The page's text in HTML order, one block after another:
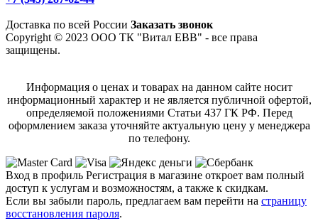
Доставка по всей России Заказать звонок
Copyright © 2023 ООО ТК "Витал ЕВВ" - все права
защищены.
Информация о ценах и товарах на данном сайте носит
информационный характер и не является публичной офертой,
определяемой положениями Статьи 437 ГК РФ. Перед
оформлением заказа уточняйте актуальную цену у менеджера
по телефону.
Вход в профиль Регистрация в магазине откроет вам полный
доступ к услугам и возможностям, а также к скидкам.
Если вы забыли пароль, предлагаем вам перейти на страницу
восстановления пароля.